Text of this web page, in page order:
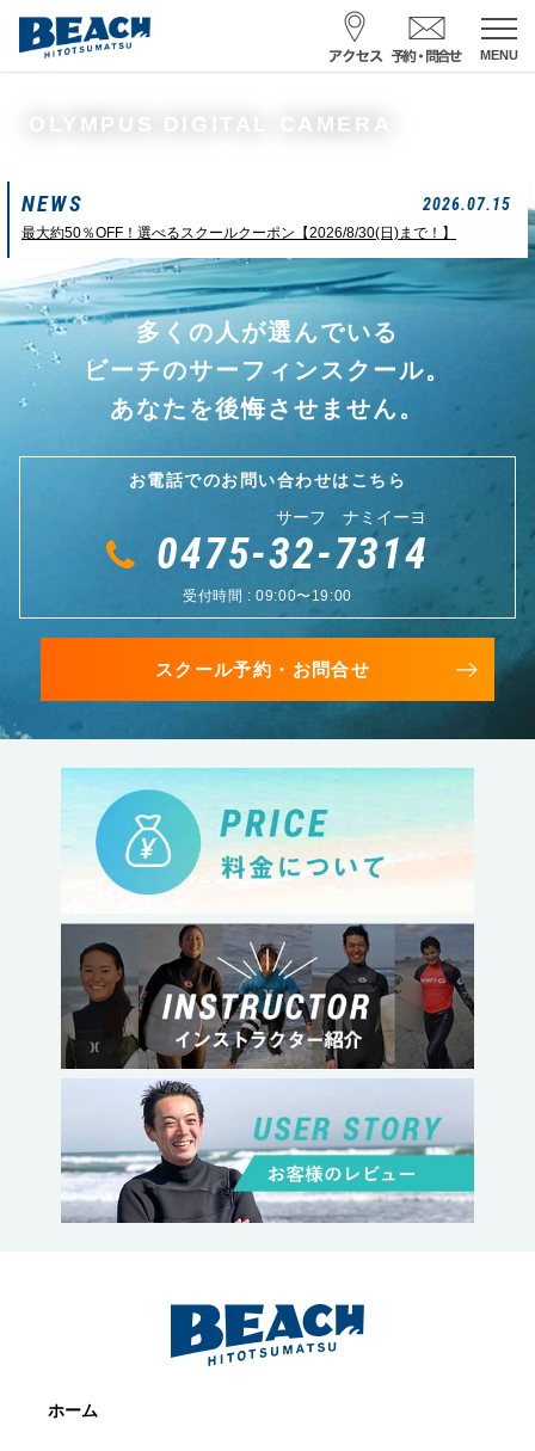
MENU
スクール予約・お問合せ
サーフ ナミイーヨ
0475-32-7314
受付時間 : 09:00〜19:00
一松海岸 波情報
状態 風
6:20 22:58
OLYMPUS DIGITAL CAMERA
NEWS 2026.07.15
最大約50％OFF！選べるスクールクーポン【2026/8/30(日)まで！】
多くの人が選んでいる
ビーチのサーフィンスクール。
あなたを後悔させません。
お電話でのお問い合わせはこちら
サーフ ナミイーヨ
0475-32-7314
受付時間 : 09:00〜19:00
スクール予約・お問合せ
ホーム